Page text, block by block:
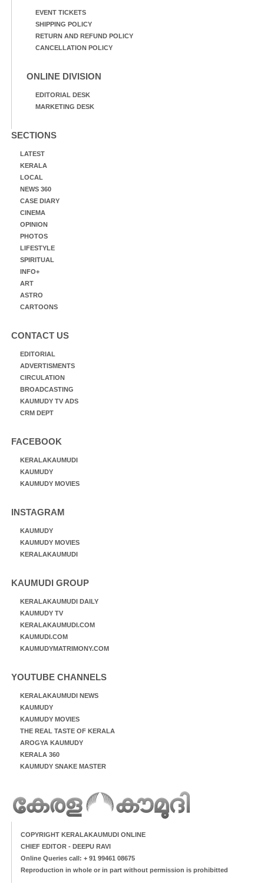
EVENT TICKETS
SHIPPING POLICY
RETURN AND REFUND POLICY
CANCELLATION POLICY
ONLINE DIVISION
EDITORIAL DESK
MARKETING DESK
SECTIONS
LATEST
KERALA
LOCAL
NEWS 360
CASE DIARY
CINEMA
OPINION
PHOTOS
LIFESTYLE
SPIRITUAL
INFO+
ART
ASTRO
CARTOONS
CONTACT US
EDITORIAL
ADVERTISMENTS
CIRCULATION
BROADCASTING
KAUMUDY TV ADS
CRM DEPT
FACEBOOK
KERALAKAUMUDI
KAUMUDY
KAUMUDY MOVIES
INSTAGRAM
KAUMUDY
KAUMUDY MOVIES
KERALAKAUMUDI
KAUMUDI GROUP
KERALAKAUMUDI DAILY
KAUMUDY TV
KERALAKAUMUDI.COM
KAUMUDI.COM
KAUMUDYMATRIMONY.COM
YOUTUBE CHANNELS
KERALAKAUMUDI NEWS
KAUMUDY
KAUMUDY MOVIES
THE REAL TASTE OF KERALA
AROGYA KAUMUDY
KERALA 360
KAUMUDY SNAKE MASTER
COPYRIGHT KERALAKAUMUDI ONLINE
CHIEF EDITOR - DEEPU RAVI
Online Queries call: + 91 99461 08675
Reproduction in whole or in part without permission is prohibitted